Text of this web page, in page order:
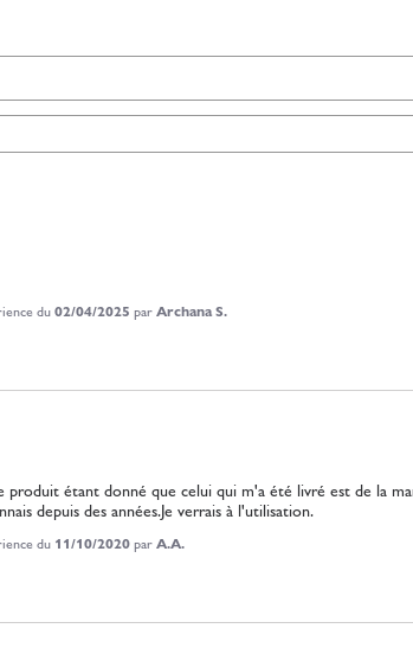
du02/04/2025 parArchana S.
produit étant donné que celui qui m'a été livré est de la
depuis des années.Je verrais à l'utilisation.
du 11/10/2020parA.A.